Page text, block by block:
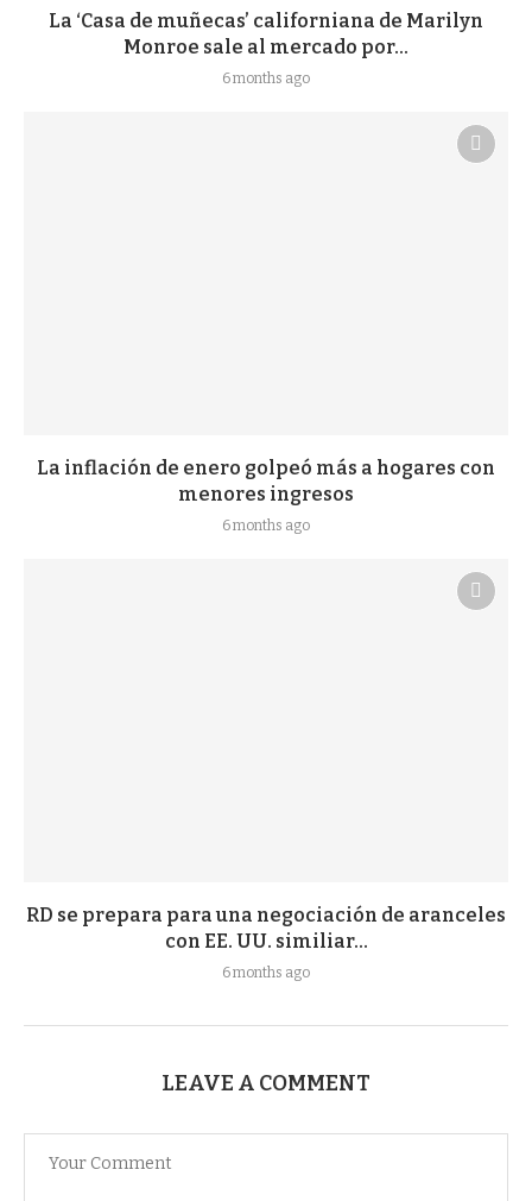
La ‘Casa de muñecas’ californiana de Marilyn
Monroe sale al mercado por...
6 months ago
La inflación de enero golpeó más a hogares con
menores ingresos
6 months ago
RD se prepara para una negociación de aranceles
con EE. UU. similiar...
6 months ago
LEAVE A COMMENT